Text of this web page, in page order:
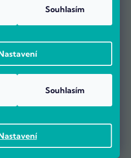
Souhlasím
Souhlasím
na Heureka.cz
z Heureky